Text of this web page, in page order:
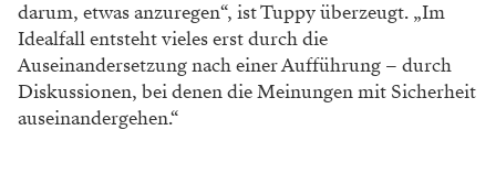
darum, etwas anzuregen“, ist Tuppy überzeugt. „Im
Idealfall entsteht vieles erst durch die
Auseinandersetzung nach einer Aufführung – durch
Diskussionen, bei denen die Meinungen mit Sicherheit
auseinandergehen.“